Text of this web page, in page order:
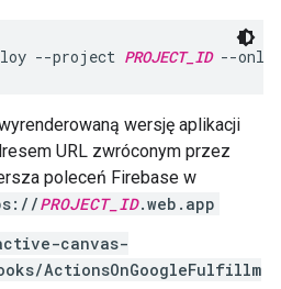
--project PROJECT_ID --only
wersję aplikacji
URL zwróconym przez
poleceń Firebase w
PROJECT_ID.web.app
canvas-
ActionsOnGoogleFulfillm